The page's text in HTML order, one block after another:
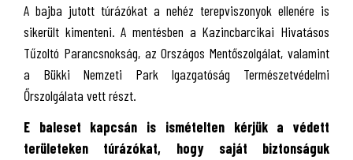
A bajba jutott túrázókat a nehéz terepviszonyok ellenére is
sikerült kimenteni. A mentésben a Kazincbarcikai Hivatásos
Tűzoltó Parancsnokság, az Országos Mentőszolgálat, valamint
a Bükki Nemzeti Park Igazgatóság Természetvédelmi
Őrszolgálata vett részt.
E baleset kapcsán is ismételten kérjük a védett
területeken túrázókat, hogy saját biztonságuk